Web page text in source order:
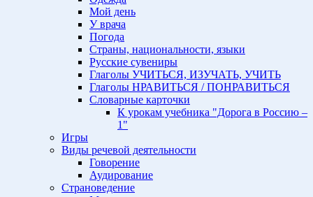
Мой день
У врача
Погода
Страны, национальности, языки
Русские сувениры
Глаголы УЧИТЬСЯ, ИЗУЧАТЬ, УЧИТЬ
Глаголы НРАВИТЬСЯ / ПОНРАВИТЬСЯ
Словарные карточки
К урокам учебника "Дорога в Россию –
1"
Игры
Виды речевой деятельности
Говорение
Аудирование
Страноведение